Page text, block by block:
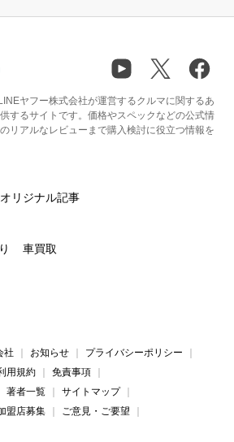
ヤフー株式会社が運営するクルマに関するあ
するサイトです。価格やスペックなどの公式情
リアルなレビューまで購入検討に役立つ情報を
オリジナル記事
車買取
社 お知らせ
プライバシーポリシー
用規約
免責事項
著者一覧
サイトマップ
盟店募集
ご意見・ご要望